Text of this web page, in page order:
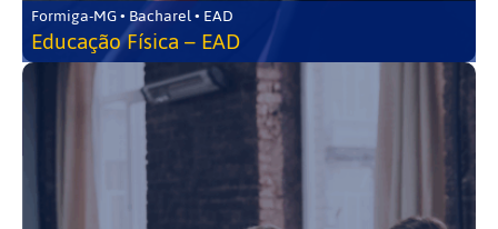
Formiga-MG • Bacharel • EAD
Educação Física – EAD